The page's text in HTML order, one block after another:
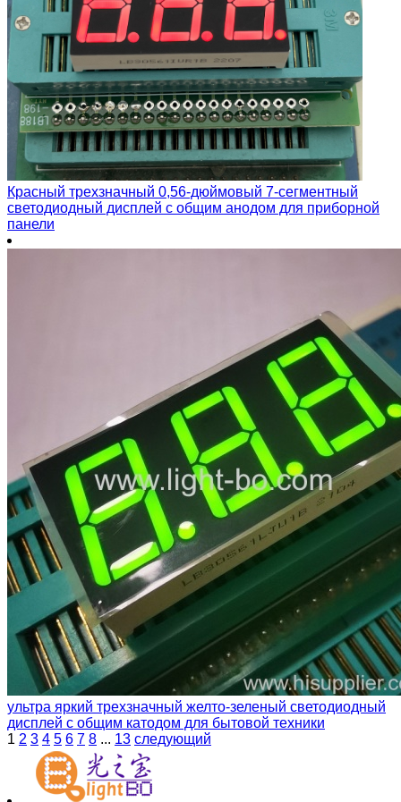
Красный трехзначный 0,56-дюймовый 7-сегментный
светодиодный дисплей с общим анодом для приборной
панели
ультра яркий трехзначный желто-зеленый светодиодный
дисплей с общим катодом для бытовой техники
1 2 3 4 5 6 7 8 ... 13 следующий